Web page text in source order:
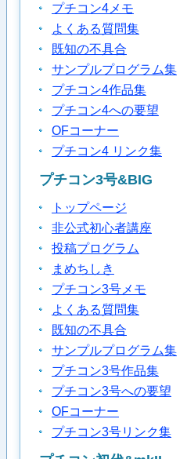
プチコン4メモ
よくある質問集
既知の不具合
サンプルプログラム集
プチコン4作品集
プチコン4への要望
OFコーナー
プチコン4 リンク集
プチコン3号&BIG
トップページ
非公式初心者講座
投稿プログラム
まめちしき
プチコン3号メモ
よくある質問集
既知の不具合
サンプルプログラム集
プチコン3号作品集
プチコン3号への要望
OFコーナー
プチコン3号リンク集